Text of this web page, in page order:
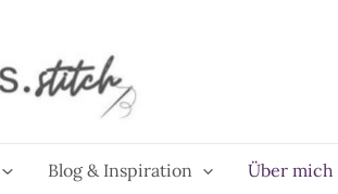
Blog & Inspiration Über mich